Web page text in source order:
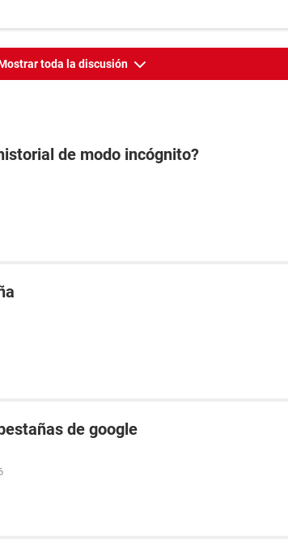
toda la discusión
de modo incógnito?
de google